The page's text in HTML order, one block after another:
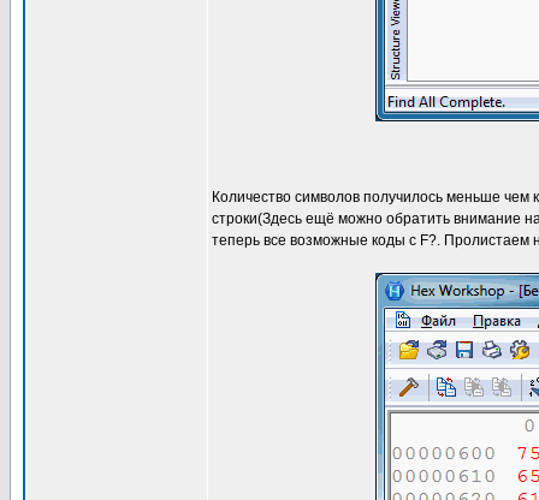
Количество символов получилось меньше чем
строки(Здесь ещё можно обратить внимание
теперь все возможные коды c F?. Пролистаем